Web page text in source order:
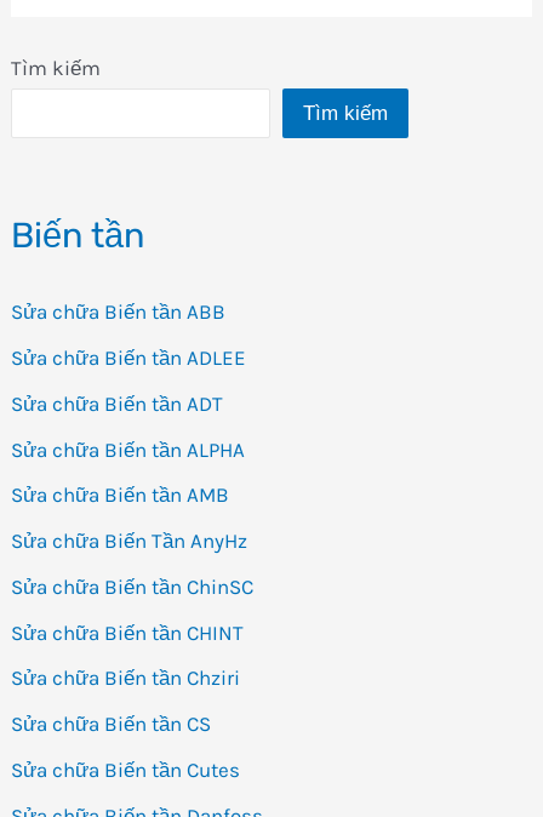
Tìm kiếm
Tìm kiếm
Biến tần
Sửa chữa Biến tần ABB
Sửa chữa Biến tần ADLEE
Sửa chữa Biến tần ADT
Sửa chữa Biến tần ALPHA
Sửa chữa Biến tần AMB
Sửa chữa Biến Tần AnyHz
Sửa chữa Biến tần ChinSC
Sửa chữa Biến tần CHINT
Sửa chữa Biến tần Chziri
Sửa chữa Biến tần CS
Sửa chữa Biến tần Cutes
loại
giá